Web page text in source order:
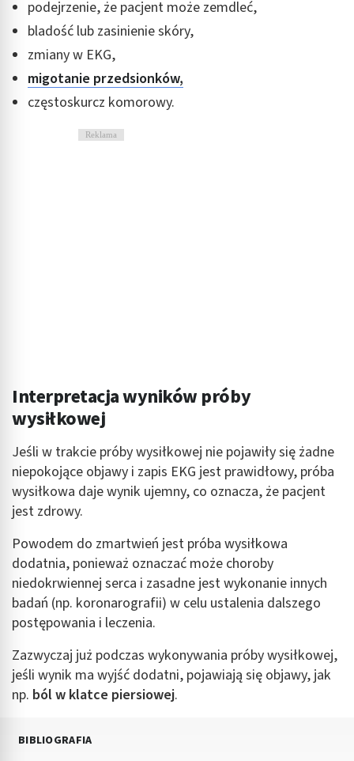
podejrzenie, że pacjent może zemdleć,
bladość lub zasinienie skóry,
zmiany w EKG,
migotanie przedsionków,
częstoskurcz komorowy.
Reklama
Interpretacja wyników próby
wysiłkowej
Jeśli w trakcie próby wysiłkowej nie pojawiły się żadne
niepokojące objawy i zapis EKG jest prawidłowy, próba
wysiłkowa daje wynik ujemny, co oznacza, że pacjent
jest zdrowy.
Powodem do zmartwień jest próba wysiłkowa
dodatnia, ponieważ oznaczać może choroby
niedokrwiennej serca i zasadne jest wykonanie innych
badań (np. koronarografii) w celu ustalenia dalszego
postępowania i leczenia.
Zazwyczaj już podczas wykonywania próby wysiłkowej,
jeśli wynik ma wyjść dodatni, pojawiają się objawy, jak
np. ból w klatce piersiowej.
BIBLIOGRAFIA